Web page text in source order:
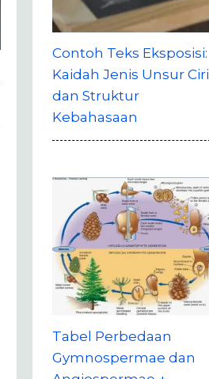
Contoh Teks Eksposisi:
Kaidah Jenis Unsur Ciri
dan Struktur
Kebahasaan
Tabel Perbedaan
Gymnospermae dan